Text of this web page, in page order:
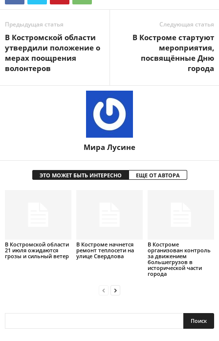
Предыдущая статья
В Костромской области
утвердили положение о
мерах поощрения
волонтеров
Следующая статья
В Костроме стартуют
мероприятия,
посвящённые Дню
города
Мира Лусине
ЭТО МОЖЕТ БЫТЬ ИНТЕРЕСНО ЕЩЕ ОТ АВТОРА
В Костромской области
21 июля ожидаются
грозы и сильный ветер
В Костроме начнется
ремонт теплосети на
улице Свердлова
В Костроме
организован контроль
за движением
большегрузов в
исторической части
города